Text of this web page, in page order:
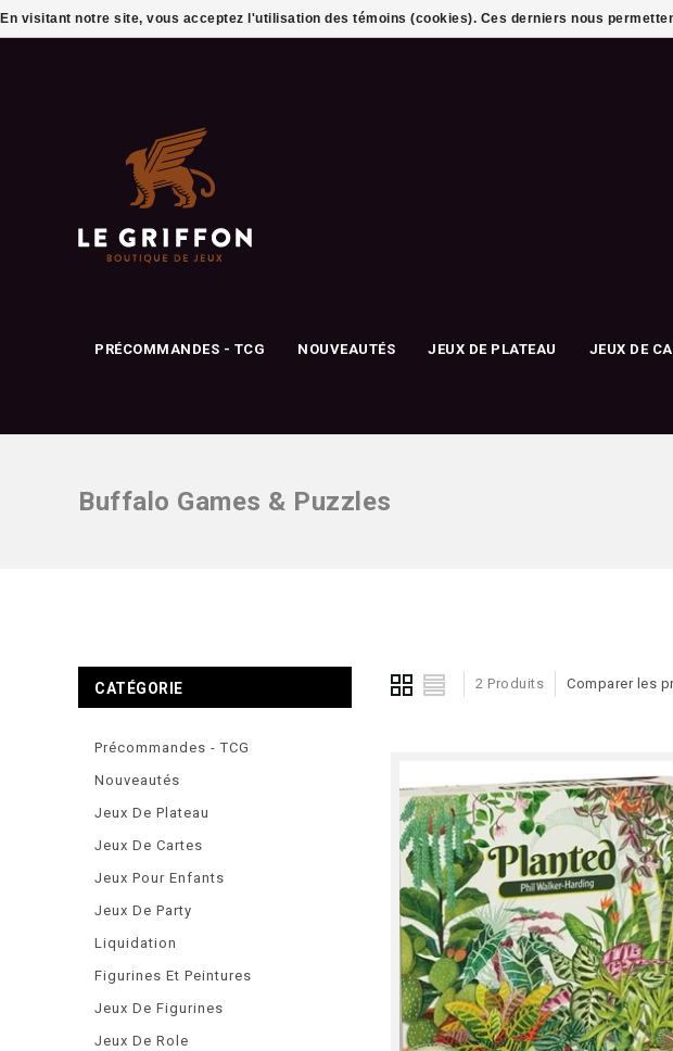
PRÉCOMMANDES - TCG NOUVEAUTÉS JEUX DE PLATEAU JEUX DE
Buffalo Games & Puzzles
2 Produits Comparer les
CATÉGORIE
Précommandes - TCG
Nouveautés
Jeux De Plateau
Jeux De Cartes
Jeux Pour Enfants
Jeux De Party
Liquidation
Figurines Et Peintures
Jeux De Figurines
Jeux De Role
En visitant notre site, vous acceptez l'utilisation des témoins (cookies). Ces derniers nous